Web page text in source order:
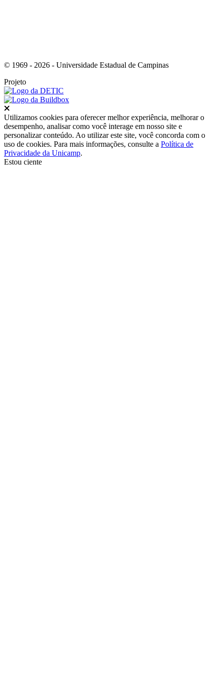
© 1969 - 2026 - Universidade Estadual de Campinas
Projeto
Utilizamos cookies para oferecer melhor experiência, melhorar o
desempenho, analisar como você interage em nosso site e
personalizar conteúdo. Ao utilizar este site, você concorda com o
uso de cookies. Para mais informações, consulte a Política de
Privacidade da Unicamp.
Estou ciente